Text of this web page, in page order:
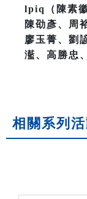
lpiq（陳素
陳劭彥、周
廖玉菁、劉
灆、高勝忠
相關系列